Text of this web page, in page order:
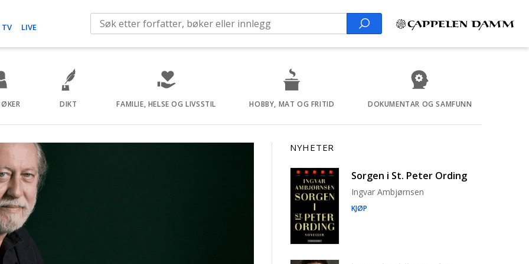
TV LIVE
e
Search
DIKT FAMILIE, HELSE OG LIVSSTIL HOBBY, MAT OG FRITID DOKUMENTAR OG SAMFUNN
NYHETER
Sorgen i St. Peter Ording
Ingvar Ambjørnsen
KJØP